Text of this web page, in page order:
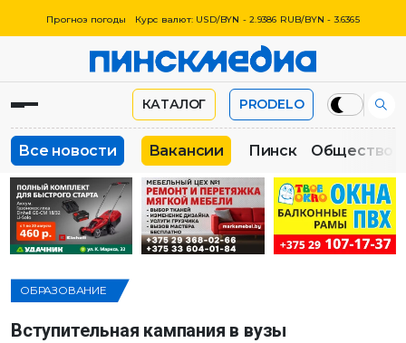
Прогноз погоды Курс валют: USD/BYN - 2.9386 RUB/BYN - 3.6365
КАТАЛОГ PRODELO
Все новости Вакансии Пинск Общество
ОБРАЗОВАНИЕ
Вступительная кампания в вузы